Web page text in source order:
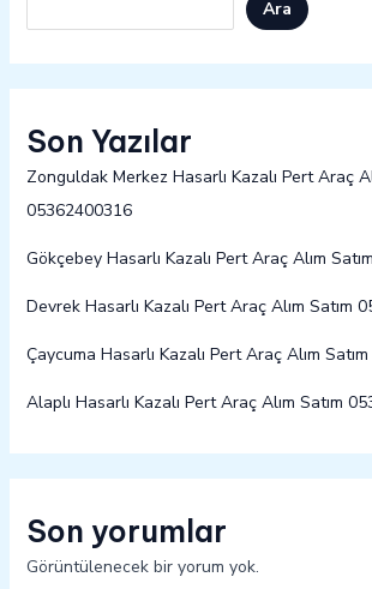
Ara
Son Yazılar
Zonguldak Merkez Hasarlı Kazalı Pert Araç
05362400316
Gökçebey Hasarlı Kazalı Pert Araç Alım
Devrek Hasarlı Kazalı Pert Araç Alım Satım
Çaycuma Hasarlı Kazalı Pert Araç Alım
Alaplı Hasarlı Kazalı Pert Araç Alım Satım
Son yorumlar
Görüntülenecek bir yorum yok.